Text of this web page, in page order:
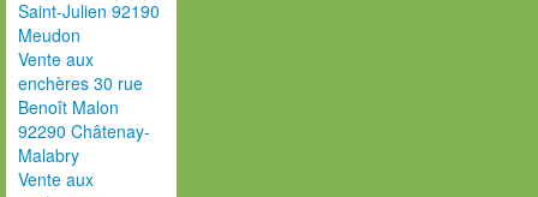
Saint-Julien 92190
Meudon
Vente aux
enchères 30 rue
Benoît Malon
92290 Châtenay-
Malabry
Vente aux